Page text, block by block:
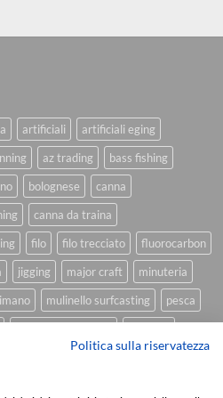
artificiali
artificiali eging
az trading
bass fishing
bolognese
canna
canna da traina
filo filo trecciato
fluorocarbon
jigging major craft
minuteria
mulinello surfcasting
pesca
Politica sulla riservatezza